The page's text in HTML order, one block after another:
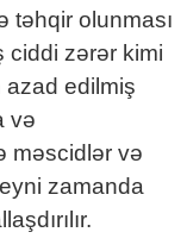
təhqir olunması
ciddi zərər kimi
azad edilmiş
və
məscidlər və
zamanda